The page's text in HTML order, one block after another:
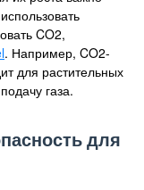
CO2,
. Например, CO2-
для растительных
газа.
для